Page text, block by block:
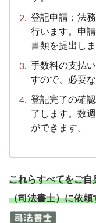
登記申請：法
行います。申
書類を提出しま
手数料の支払
すので、必要
登記完了の確
了します。数
ができます。
これらすべてをご自
（司法書士）に依頼